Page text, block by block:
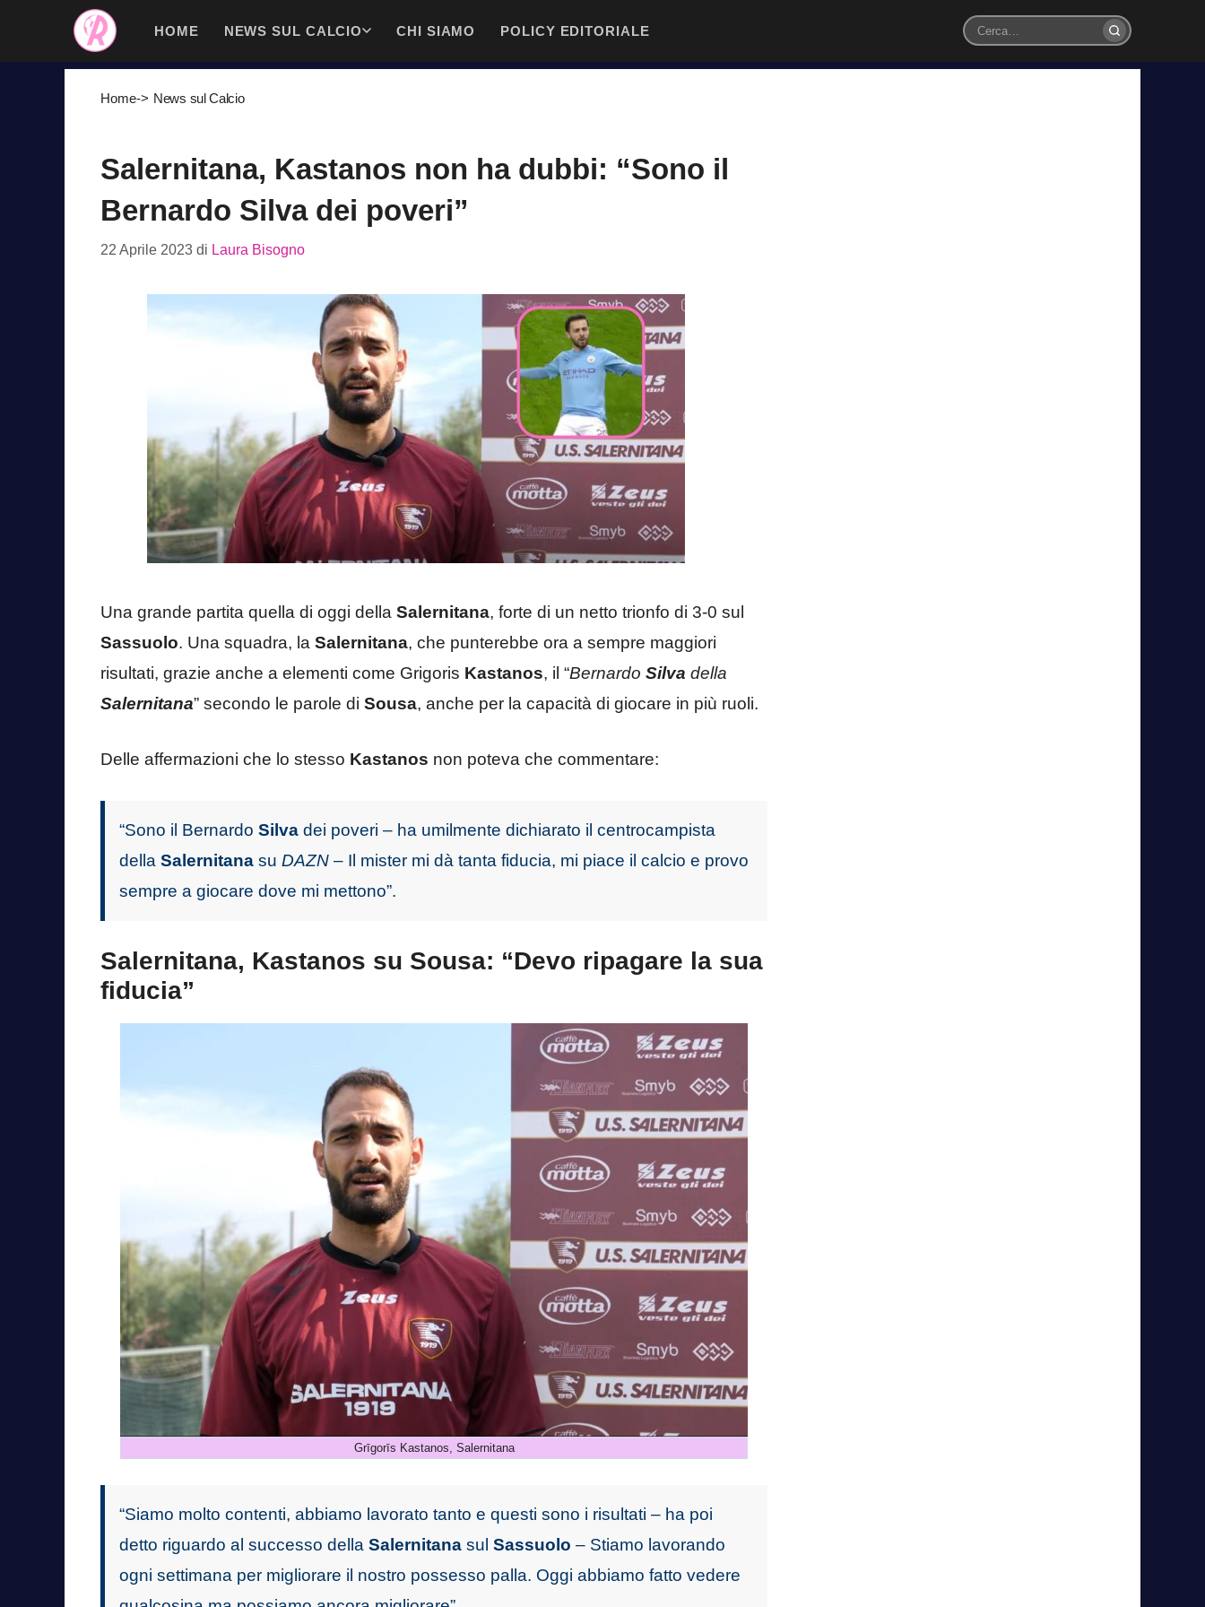
contenuto
HOME NEWS SUL CALCIO CHI SIAMO POLICY EDITORIALE
Cerca
Home-> News sul Calcio
Salernitana, Kastanos non ha dubbi: “Sono il
Bernardo Silva dei poveri”
22 Aprile 2023 di Laura Bisogno
Una grande partita quella di oggi della Salernitana, forte di un netto trionfo di 3-0 sul
Sassuolo. Una squadra, la Salernitana, che punterebbe ora a sempre maggiori
risultati, grazie anche a elementi come Grigoris Kastanos, il “Bernardo Silva della
Salernitana” secondo le parole di Sousa, anche per la capacità di giocare in più ruoli.
Delle affermazioni che lo stesso Kastanos non poteva che commentare:
“Sono il Bernardo Silva dei poveri – ha umilmente dichiarato il centrocampista
della Salernitana su DAZN – Il mister mi dà tanta fiducia, mi piace il calcio e provo
sempre a giocare dove mi mettono”.
Salernitana, Kastanos su Sousa: “Devo ripagare la sua
fiducia”
Grīgorīs Kastanos, Salernitana
“Siamo molto contenti, abbiamo lavorato tanto e questi sono i risultati – ha poi
detto riguardo al successo della Salernitana sul Sassuolo – Stiamo lavorando
ogni settimana per migliorare il nostro possesso palla. Oggi abbiamo fatto vedere